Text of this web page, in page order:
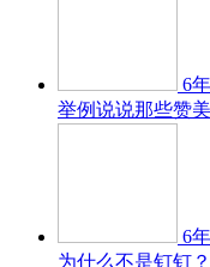
6
举例说说那些赞
6
为什么不是钉钉？